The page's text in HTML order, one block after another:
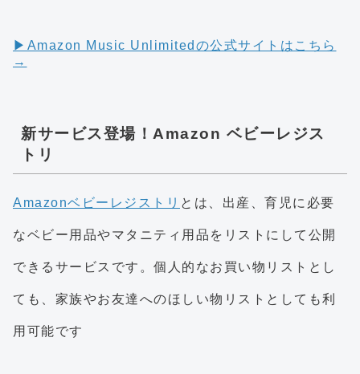
▶︎Amazon Music Unlimitedの公式サイトはこちら
→
新サービス登場！Amazon ベビーレジス
トリ
Amazonベビーレジストリ とは、出産、育児に必要
なベビー用品やマタニティ用品をリストにして公開
できるサービスです。個人的なお買い物リストとし
ても、家族やお友達へのほしい物リストとしても利
用可能です